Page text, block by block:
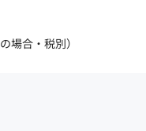
場合・税別）